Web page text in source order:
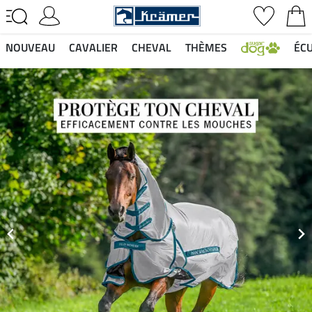
NOUVEAU CAVALIER CHEVAL THÈMES